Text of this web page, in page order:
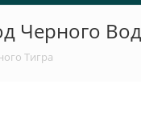
Черного
Тигра